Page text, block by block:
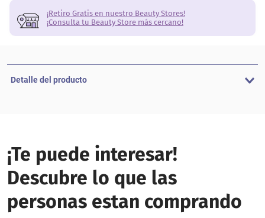
¡Retiro Gratis en nuestro Beauty Stores!
¡Consulta tu Beauty Store más cercano!
Detalle del producto
¡Te puede interesar!
Descubre lo que las
personas estan comprando